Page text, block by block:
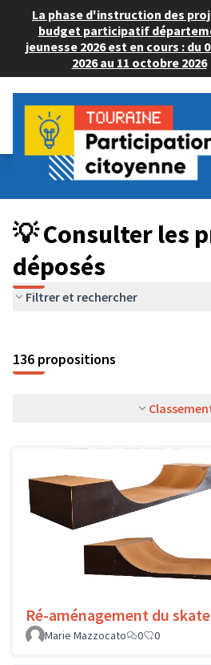
La phase d'instruction des
budget participatif
jeunesse 2026 est en cours : du
2026 au 11 octobre 2026
Budget Participatif JEUNESSE 2024
💡 Consulter les projets déposés
💡 Consulter les
déposés
Filtrer et rechercher
136 propositions
Ré-aménagement du
Marie Mazzocato
0 0